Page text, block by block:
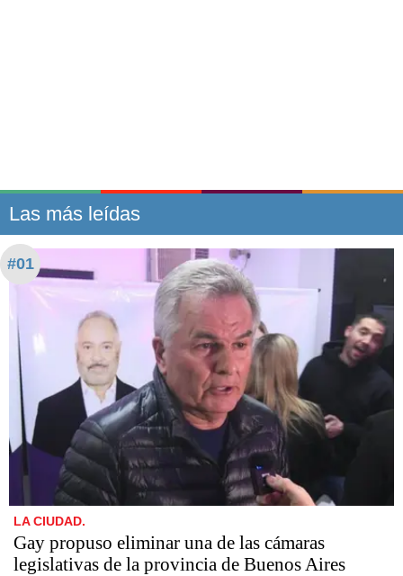
Las más leídas
#01
LA CIUDAD.
Gay propuso eliminar una de las cámaras
legislativas de la provincia de Buenos Aires